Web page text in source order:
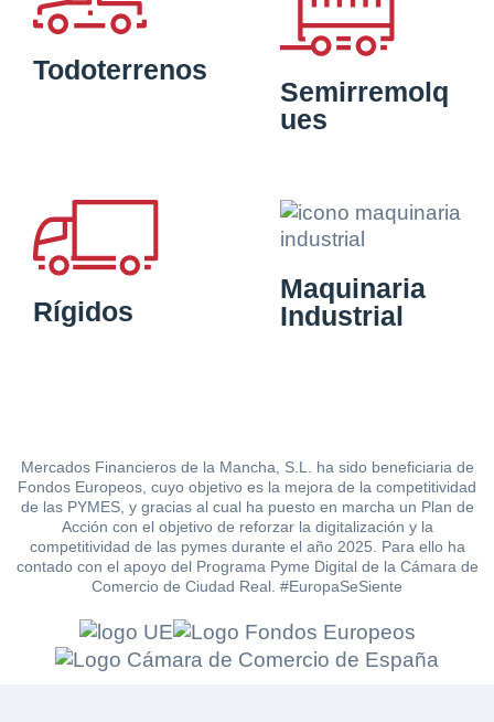
Todoterrenos
Semirremolq
ues
Rígidos
Maquinaria
Industrial
Mercados Financieros de la Mancha, S.L. ha sido beneficiaria de
Fondos Europeos, cuyo objetivo es la mejora de la competitividad
de las PYMES, y gracias al cual ha puesto en marcha un Plan de
Acción con el objetivo de reforzar la digitalización y la
competitividad de las pymes durante el año 2025. Para ello ha
contado con el apoyo del Programa Pyme Digital de la Cámara de
Comercio de Ciudad Real. #EuropaSeSiente